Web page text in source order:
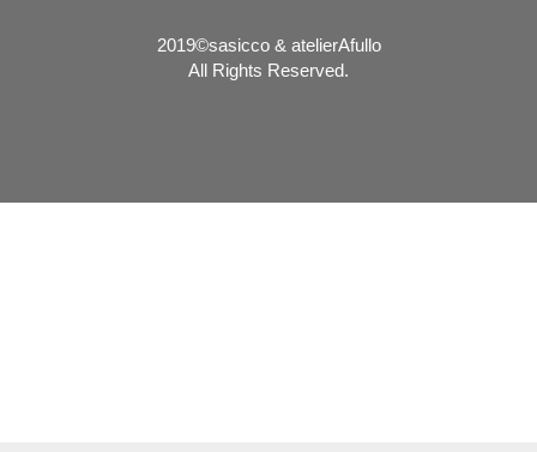
2019©️sasicco & atelierAfullo
All Rights Reserved.